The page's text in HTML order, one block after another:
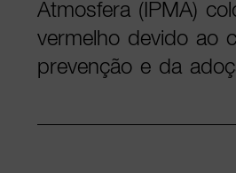
Atmosfera (IPMA)
vermelho devido ao
prevenção e da